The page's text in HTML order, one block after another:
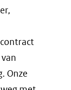
Onze